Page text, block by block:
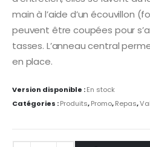
main à l’aide d’un écouvillon
peuvent être coupées pour
tasses. L’anneau central
en place.
Version disponible :En stock
Catégories :Produits,Promo,Repas,